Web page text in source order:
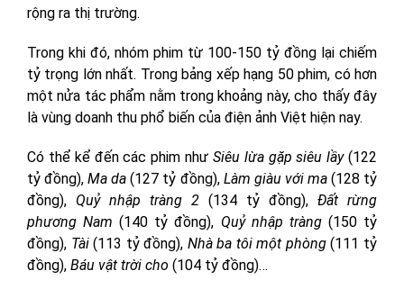
rộng ra thị trường.
Trong khi đó, nhóm phim từ 100-150 tỷ đồng lại chiếm
tỷ trọng lớn nhất. Trong bảng xếp hạng 50 phim, có hơn
một nửa tác phẩm nằm trong khoảng này, cho thấy đây
là vùng doanh thu phổ biến của điện ảnh Việt hiện nay.
Có thể kể đến các phim như Siêu lừa gặp siêu lầy(122
tỷ đồng),Ma da (127 tỷ đồng), Làm giàu với ma(128 tỷ
đồng), Quỷ nhập tràng 2 (134 tỷ đồng), Đất rừng
phương Nam (140 tỷ đồng), Quỷ nhập tràng(150 tỷ
đồng), Tài(113 tỷ đồng), Nhà ba tôi một phòng(111 tỷ
đồng), Báu vật trời cho (104 tỷ đồng)…